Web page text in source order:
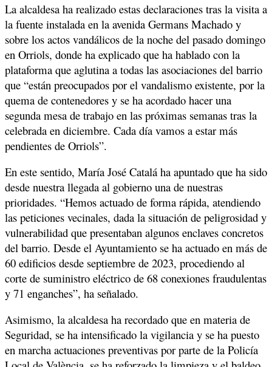
La alcaldesa ha realizado estas declaraciones tras la visita a
la fuente instalada en la avenida Germans Machado y
sobre los actos vandálicos de la noche del pasado domingo
en Orriols, donde ha explicado que ha hablado con la
plataforma que aglutina a todas las asociaciones del barrio
que “están preocupados por el vandalismo existente, por la
quema de contenedores y se ha acordado hacer una
segunda mesa de trabajo en las próximas semanas tras la
celebrada en diciembre. Cada día vamos a estar más
pendientes de Orriols”.
En este sentido, María José Catalá ha apuntado que ha sido
desde nuestra llegada al gobierno una de nuestras
prioridades. “Hemos actuado de forma rápida, atendiendo
las peticiones vecinales, dada la situación de peligrosidad y
vulnerabilidad que presentaban algunos enclaves concretos
del barrio. Desde el Ayuntamiento se ha actuado en más de
60 edificios desde septiembre de 2023, procediendo al
corte de suministro eléctrico de 68 conexiones fraudulentas
y 71 enganches”, ha señalado.
Asimismo, la alcaldesa ha recordado que en materia de
Seguridad, se ha intensificado la vigilancia y se ha puesto
en marcha actuaciones preventivas por parte de la Policía